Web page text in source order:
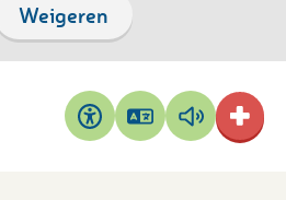
Weigeren
Toegankelijkheid
Pagina
vertalen
Pagina
voorlezen